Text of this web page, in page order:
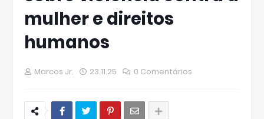
mulher e direitos
humanos
Marcos Jr. 23.11.25 0 Comentários